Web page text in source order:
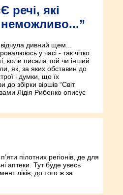
речі, які
дивний щем...
у часі - так чітко
коли писала той чи інший
як, за яких обставин до
і думки, що їх
збірки віршів “Світ
Лідія Рибенко описує
пілотних регіонів, де для
аптеки. Тут буде увесь
ліків, до того ж за